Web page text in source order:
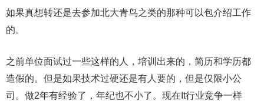
如果真想转还是去参加北大青鸟之类的那种可以包介绍工作
的。
之前单位面试过一些这样的人，培训出来的，简历和学历都
造假的。但是如果技术过硬还是有人要的，但是仅限小公
司。做2年有经验了，年纪也不小了。现在It行业竞争一样